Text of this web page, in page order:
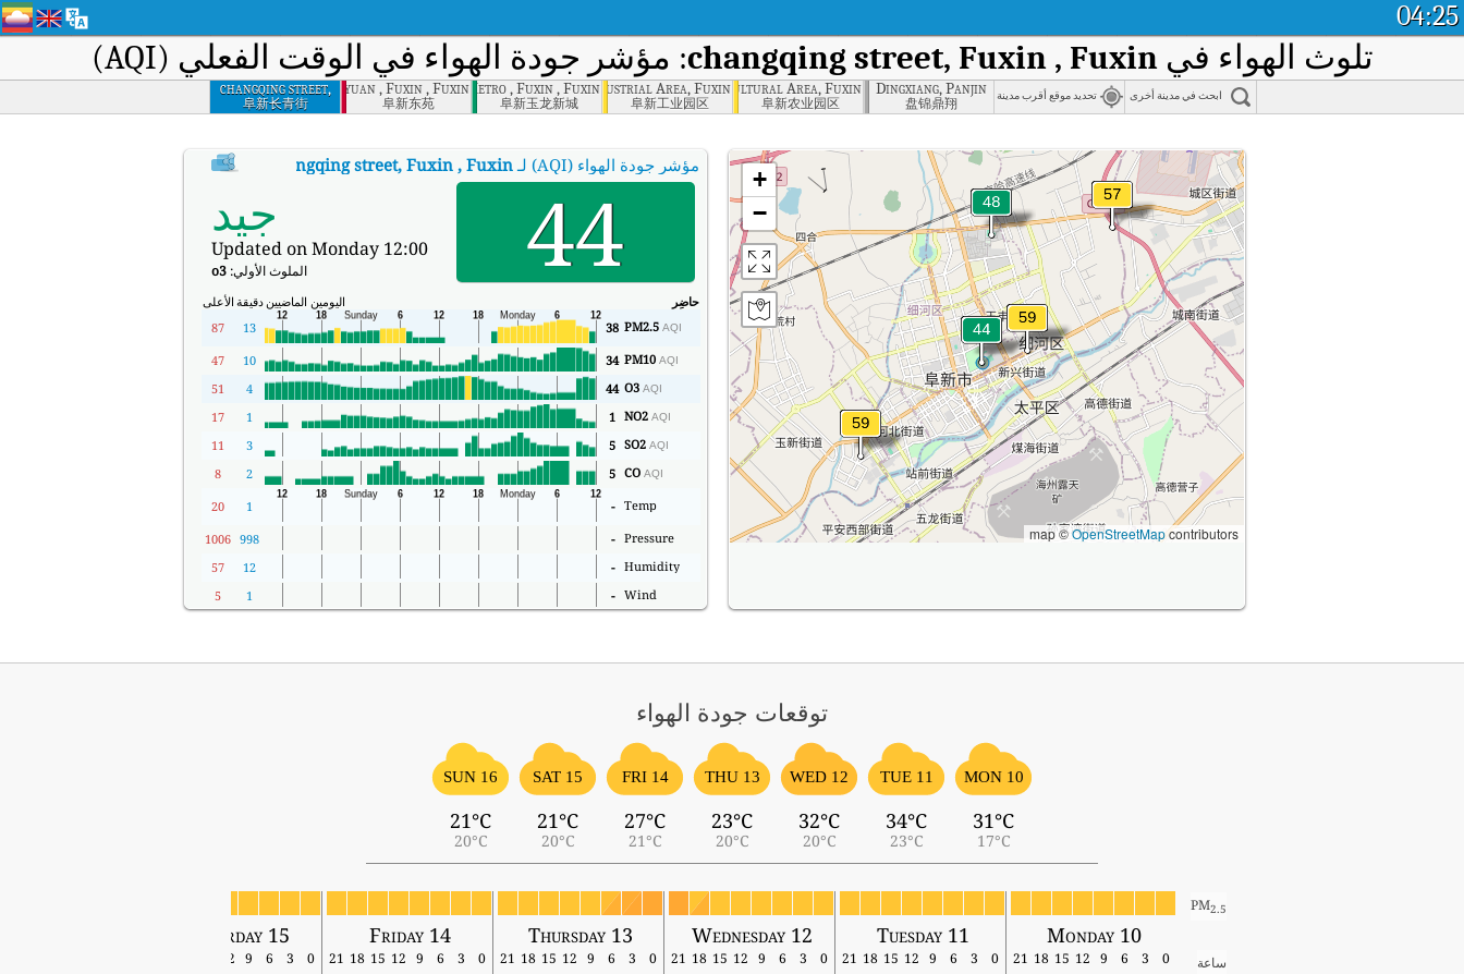
04:25
تلوث الهواء فيchangqing street, Fuxin , Fuxin: مؤشر جودة الهواء في الوقت الفعلي (AQI)
changqing street,
Fuxin , Fuxin
阜新长青街
Dongyuan , Fuxin , Fuxin
阜新东苑
Yulong Metro , Fuxin , Fuxin
阜新玉龙新城
Industrial Area, Fuxin
阜新工业园区
Agricultural Area, Fuxin
阜新农业园区
Dingxiang, Panjin
盘锦鼎翔 تحديد موقع أقرب مدينة ابحث في مدينة أخرى
مؤشر جودة الهواء (AQI) لـ changqing street, Fuxin , Fuxin مؤشر جودة الهواء في الوقت الفعلي (AQI) في changqing street, Fuxin , Fuxin.
44 جيد
Updated on Monday 12:00
الملوث الأولي:o3
حاضِر اليومين الماضييندقيقة الأعلى
PM2.5 AQI
38
13
87
PM10 AQI
34
10
47
O3 AQI
44
4
51
NO2 AQI
1
1
17
SO2 AQI
5
3
11
CO AQI
5
2
8
Temp
-
1
20
Pressure
-
998
1006
Humidity
-
12
57
Wind
-
1
5
+
−
map ©OpenStreetMapcontributors
توقعات جودة الهواء
MON 10
31°C
17°C
TUE 11
34°C
23°C
WED 12
32°C
20°C
THU 13
23°C
20°C
FRI 14
27°C
21°C
SAT 15
21°C
20°C
SUN 16
21°C
20°C
PM2.5
Monday 10
Tuesday 11
Wednesday 12
Thursday 13
Friday 14
Saturday 15
ساعة 0
3
6
9
12
15
18
21
0
3
6
9
12
15
18
21
0
3
6
9
12
15
18
21
0
3
6
9
12
15
18
21
0
3
6
9
12
15
18
21
0
3
6
9
12